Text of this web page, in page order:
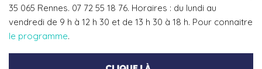
35 065 Rennes. 07 72 55 18 76. Horaires : du lundi au
vendredi de 9 h à 12 h 30 et de 13 h 30 à 18 h. Pour connaitre
le programme.